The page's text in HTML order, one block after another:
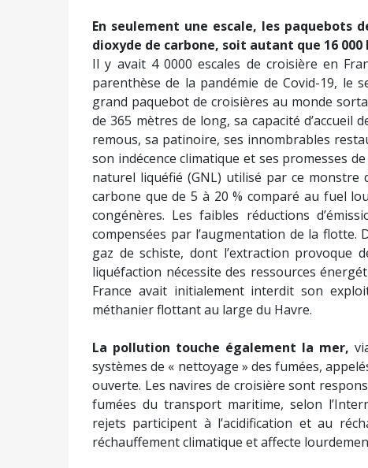
Après un tableau résumant la situation
n°1597, déposée par le député Hendrik
touristique et définit quatre objectifs
EXPOSÉ DES MOTIFS :« Alors que, selon les
planétaires, il est urgent que nous prenions
loisir doivent être à terme abandonnées. »
Entre janvier et juillet 2023, les navires de
du port de Marseille auraient émis 22 000
SOx et 30 tonnes de particules fines.
habitants vivant à proximité,
des maladies respiratoires, des cancers,
(…)
En seulement une escale, les paquebots
dioxyde de carbone, soit autant que 16
Il y avait 4 0000 escales de croisière en
parenthèse de la pandémie de Covid-19, le
grand paquebot de croisières au monde
de 365 mètres de long, sa capacité d’accueil